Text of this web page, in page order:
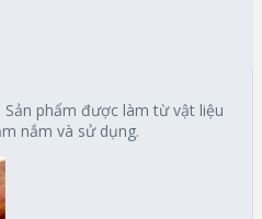
phẩm được làm từ vật liệu
nắm và sử dụng.